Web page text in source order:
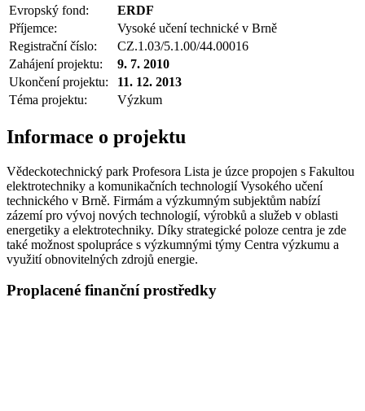
Evropský fond:
ERDF
Příjemce:
Vysoké učení technické v Brně
Registrační číslo:
CZ.1.03/5.1.00/44.00016
Zahájení projektu:
9. 7. 2010
Ukončení projektu:
11. 12. 2013
Téma projektu:
Výzkum
Informace o projektu
Vědeckotechnický park Profesora Lista je úzce propojen s Fakultou
elektrotechniky a komunikačních technologií Vysokého učení
technického v Brně. Firmám a výzkumným subjektům nabízí
zázemí pro vývoj nových technologií, výrobků a služeb v oblasti
energetiky a elektrotechniky. Díky strategické poloze centra je zde
také možnost spolupráce s výzkumnými týmy Centra výzkumu a
využití obnovitelných zdrojů energie.
Proplacené finanční prostředky